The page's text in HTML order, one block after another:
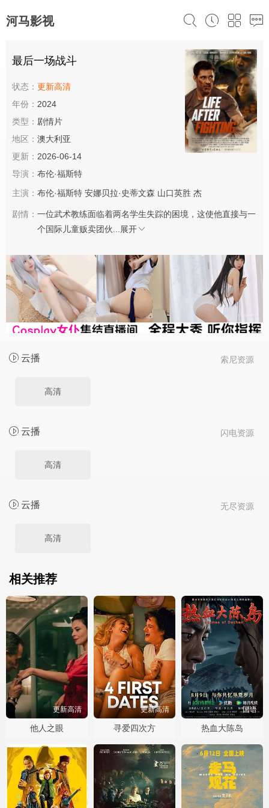
河马影视
最后一场战斗
状态： 更新高清
年份： 2024
类型： 剧情片
地区： 澳大利亚
更新： 2026-06-14
导演： 布伦·福斯特
主演： 布伦·福斯特 安娜贝拉·史蒂文森 山口英胜 杰
剧情： 一位武术教练面临着两名学生失踪的困境，这使他直接与一
个国际儿童贩卖团伙...
展开
索尼资源
云播
高清
闪电资源
云播
高清
无尽资源
云播
高清
相关推荐
更新高清
他人之眼
更新高清
寻爱四次方
国语
热血大陈岛